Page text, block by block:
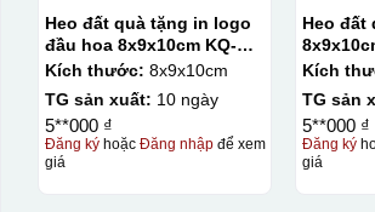
Heo đất quà tặng in logo
đầu hoa 8x9x10cm KQ-
HĐ04
Kích thước: 8x9x10cm
TG sản xuất: 10 ngày
5**000 ₫
Đăng kýhoặc Đăng nhậpđể xem
giá
Heo đất
Kích
TG sản
5**000 ₫
Đăng ký
giá